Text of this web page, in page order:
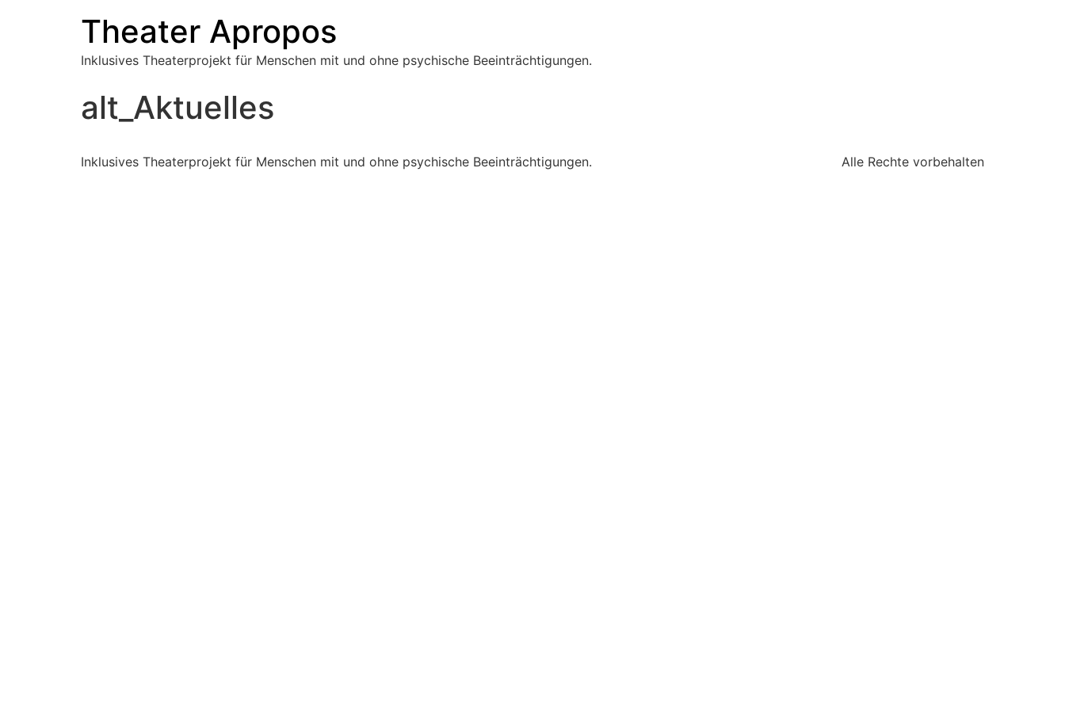
Theater Apropos
Inklusives Theaterprojekt für Menschen mit und ohne psychische Beeinträchtigungen.
alt_Aktuelles
Inklusives Theaterprojekt für Menschen mit und ohne psychische Beeinträchtigungen. Alle Rechte vorbehalten